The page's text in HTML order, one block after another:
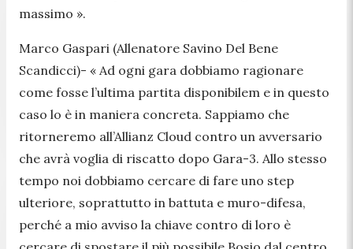
massimo ».
Marco Gaspari (Allenatore Savino Del Bene
Scandicci)- « Ad ogni gara dobbiamo ragionare
come fosse l’ultima partita disponibilem e in questo
caso lo è in maniera concreta. Sappiamo che
ritorneremo all’Allianz Cloud contro un avversario
che avrà voglia di riscatto dopo Gara-3. Allo stesso
tempo noi dobbiamo cercare di fare uno step
ulteriore, soprattutto in battuta e muro-difesa,
perché a mio avviso la chiave contro di loro è